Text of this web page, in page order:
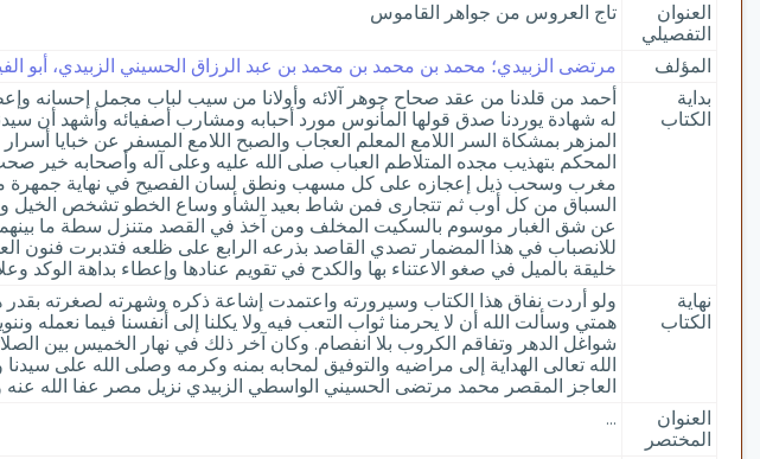
العنوان
التفصيلي
تاج العروس من جواهر القاموس
المؤلف
مرتضى الزبيدي؛ محمد بن محمد بن محمد بن عبد الرزاق الحسيني الزبيدي، أبو
بداية
الكتاب
أحمد من قلدنا من عقد صحاح جوهر آلائه وأولانا من سيب لباب مجمل إحسانه
له شهادة يوردنا صدق قولها المأنوس مورد أحبابه ومشارب أصفيائه وأشهد أن
المزهر بمشكاة السر اللامع المعلم العجاب والصبح اللامع المسفر عن
المحكم بتهذيب مجده المتلاطم العباب صلى الله عليه وعلى آله وأصحابه خير
مغرب وسحب ذيل إعجازه على كل مسهب ونطق لسان الفصيح في نهاية جمهرة
السباق من كل أوب ثم تتجارى فمن شاط بعيد الشأو وساع الخطو تشخص الخيل
عن شق الغبار موسوم بالسكيت المخلف ومن آخذ في القصد متنزل سطة ما
للانصباب في هذا المضمار تصدي القاصد بذرعه الرابع على ظلعه فتدبرت فنون
خليقة بالميل في صغو الاعتناء بها والكدح في تقويم عنادها وإعطاء بداهة الوكد
نهاية
الكتاب
ولو أردت نفاق هذا الكتاب وسيرورته واعتمدت إشاعة ذكره وشهرته لصغرته
همتي وسألت الله أن لا يحرمنا ثواب التعب فيه ولا يكلنا إلى أنفسنا فيما نعمله
الله تعالى الهداية إلى مراضيه والتوفيق لمحابه بمنه وكرمه وصلى الله على
العاجز المقصر محمد مرتضى الحسيني الواسطي الزبيدي نزيل مصر عفا الله
العنوان
المختصر
...